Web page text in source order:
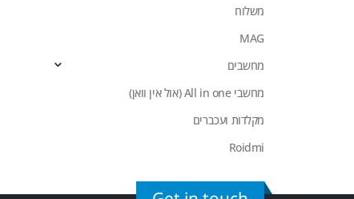
משלוח
MAG
מחשבים
מחשבי All in one (אול אין וואן)
מקלדות ועכברים
Roidmi